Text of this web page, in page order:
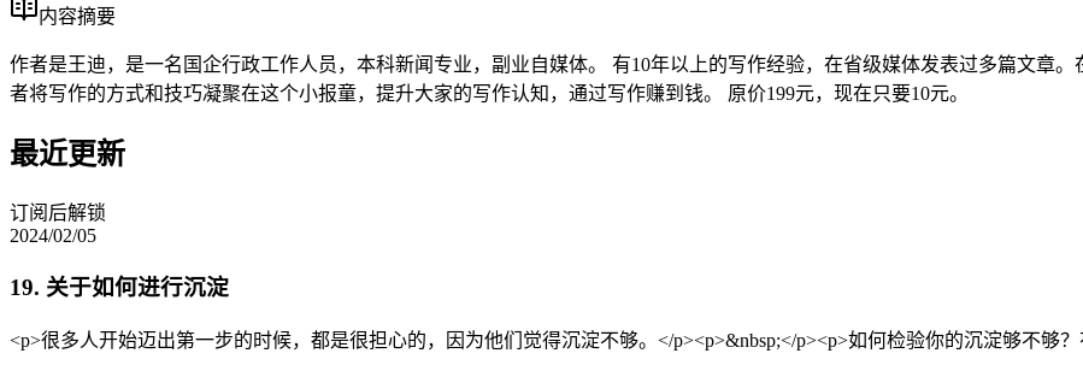
内容摘要
作者是王迪，是一名国企行政工作人员，本科新闻专业，副业自媒体。 有10年以上的写作经验，在省级媒体发表过多篇文章
者将写作的方式和技巧凝聚在这个小报童，提升大家的写作认知，通过写作赚到钱。 原价199元，现在只要10元。
最近更新
订阅后解锁
2024/02/05
19. 关于如何进行沉淀
<p>很多人开始迈出第一步的时候，都是很担心的，因为他们觉得沉淀不够。</p><p>&nbsp;</p><p>如何检验你的沉淀够不够